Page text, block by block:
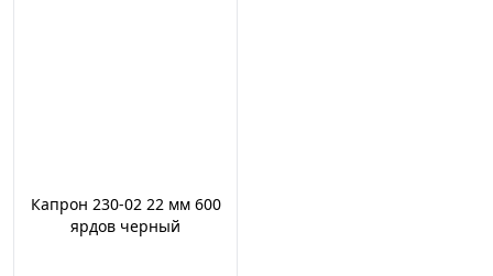
Капрон 230-02 22 мм 600
ярдов черный